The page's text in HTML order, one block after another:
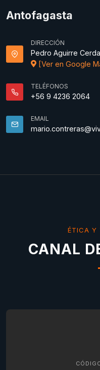
Antofagasta
DIRECCIÓN
Pedro Aguirre
[Ver en Google
TELÉFONOS
+56 9 4236 2064
EMAIL
ÉTICA Y
CANAL